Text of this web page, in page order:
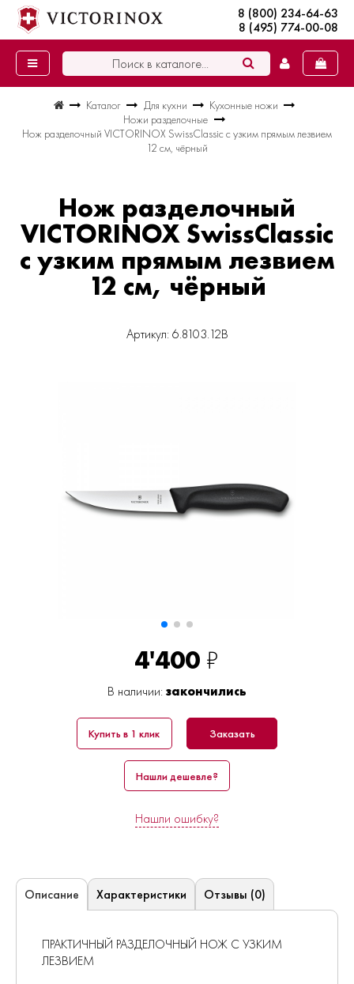
8 (800) 234-64-63
8 (495) 774-00-08
Каталог Для кухни
Кухонные ножи
Ножи разделочные
Нож разделочный VICTORINOX SwissClassic с узким прямым лезвием
12 см, чёрный
Нож разделочный
VICTORINOX SwissClassic
с узким прямым лезвием
12 см, чёрный
Артикул: 6.8103.12B
4'400 ₽
В наличии: закончились
Купить в 1 клик Заказать
Нашли дешевле?
Нашли ошибку?
Описание Характеристики Отзывы (0)
ПРАКТИЧНЫЙ РАЗДЕЛОЧНЫЙ НОЖ С УЗКИМ
ЛЕЗВИЕМ